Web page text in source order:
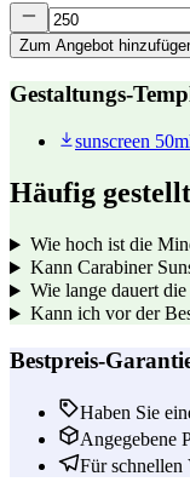
Zum Angebot
Gestaltungs-
sunscreen
Häufig
Wie hoch ist die
Kann Carabiner
Wie lange dauert
Kann ich vor der
Bestpreis-
Haben Sie
Angegebene
Für schnellen